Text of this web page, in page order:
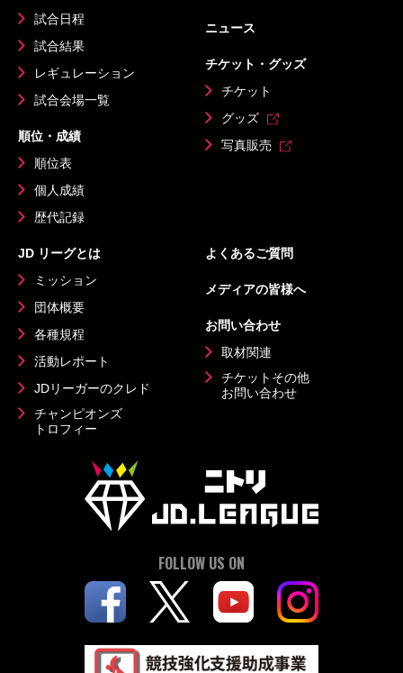
試合日程
試合結果
レギュレーション
試合会場一覧
順位・成績
順位表
個人成績
歴代記録
ニュース
チケット・グッズ
チケット
グッズ
写真販売
JD リーグとは
ミッション
団体概要
各種規程
活動レポート
JDリーガーのクレド
チャンピオンズ
トロフィー
よくあるご質問
メディアの皆様へ
お問い合わせ
取材関連
チケットその他
お問い合わせ
FOLLOW US ON